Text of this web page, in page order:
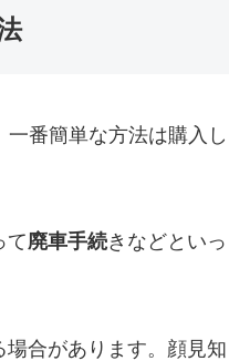
番簡単な方法は購入し
て廃車手続きなどといっ
場合があります。顔見知